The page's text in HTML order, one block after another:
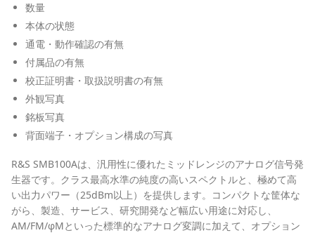
数量
本体の状態
通電・動作確認の有無
付属品の有無
校正証明書・取扱説明書の有無
外観写真
銘板写真
背面端子・オプション構成の写真
R&S SMB100Aは、汎用性に優れたミッドレンジのアナログ信号発
生器です。クラス最高水準の純度の高いスペクトルと、極めて高
い出力パワー（25dBm以上）を提供します。コンパクトな筐体な
がら、製造、サービス、研究開発など幅広い用途に対応し、
AM/FM/φMといった標準的なアナログ変調に加えて、オプション